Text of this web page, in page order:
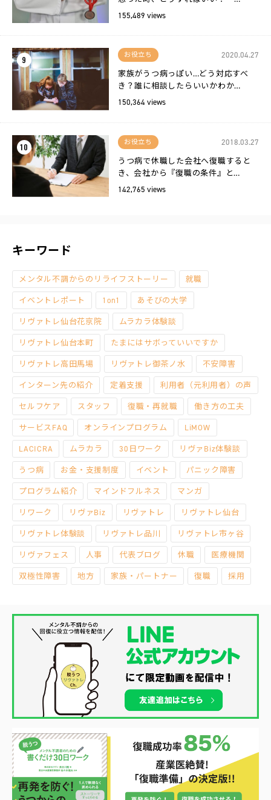
155,489 views
9 お役立ち
2020.04.27
家族がうつ病っぽい…どう対応すべ
き？誰に相談したらいいかわか…
150,364 views
10 お役立ち
2018.03.27
うつ病で休職した会社へ復職すると
き、会社から『復職の条件』と…
142,765 views
キーワード
メンタル不調からのリライフストーリー 就職
イベントレポート 1on1 あそびの大学
リヴァトレ仙台花京院 ムラカラ体験談
リヴァトレ仙台本町 たまにはサボっていいですか
リヴァトレ高田馬場 リヴァトレ御茶ノ水 不安障害
インターン先の紹介 定着支援 利用者（元利用者）の声
セルフケア スタッフ 復職・再就職 働き方の工夫
サービスFAQ オンラインプログラム LiMOW
LACICRA ムラカラ 30日ワーク リヴァBiz体験談
うつ病 お金・支援制度 イベント パニック障害
プログラム紹介 マインドフルネス マンガ
リワーク リヴァBiz リヴァトレ リヴァトレ仙台
リヴァトレ体験談 リヴァトレ品川 リヴァトレ市ヶ谷
リヴァフェス 人事 代表ブログ 休職 医療機関
双極性障害 地方 家族・パートナー 復職 採用